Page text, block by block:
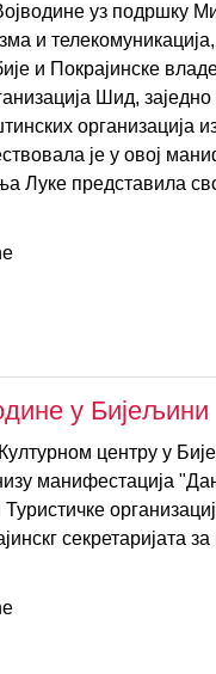
уз подршку
и
и Покрајинске
Шид,
организација
је у овој
Луке представила
у Бијељини
центру у
манифестација
Туристичке
секретаријата